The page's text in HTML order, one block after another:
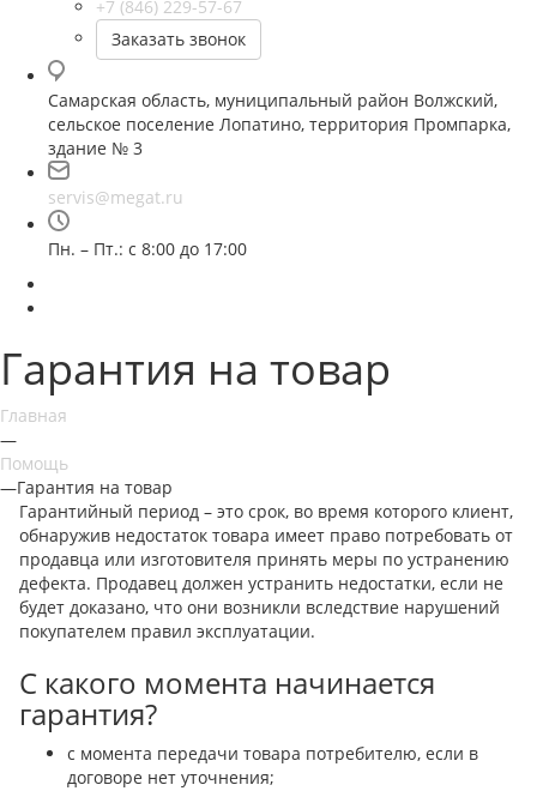
+7 (846) 229-57-67
Заказать звонок
Самарская область, муниципальный район Волжский,
сельское поселение Лопатино, территория Промпарка,
здание № 3
servis@megat.ru
Пн. – Пт.: с 8:00 до 17:00
Гарантия на товар
Главная
—
Помощь
—Гарантия на товар
Гарантийный период – это срок, во время которого клиент,
обнаружив недостаток товара имеет право потребовать от
продавца или изготовителя принять меры по устранению
дефекта. Продавец должен устранить недостатки, если не
будет доказано, что они возникли вследствие нарушений
покупателем правил эксплуатации.
С какого момента начинается
гарантия?
с момента передачи товара потребителю, если в
договоре нет уточнения;